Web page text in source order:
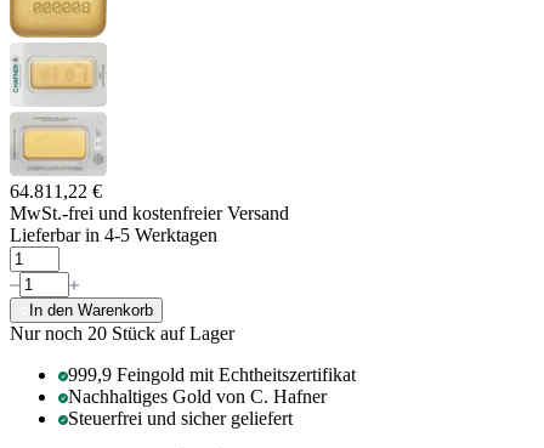
64.811,22 €
MwSt.-frei und kostenfreier Versand
Lieferbar in 4-5 Werktagen
In den Warenkorb
Nur noch 20 Stück auf Lager
999,9 Feingold mit Echtheitszertifikat
Nachhaltiges Gold von C. Hafner
Steuerfrei und sicher geliefert